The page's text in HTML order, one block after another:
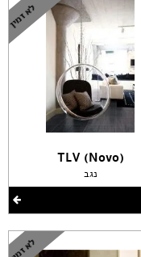
(TLV (Novo
נגב